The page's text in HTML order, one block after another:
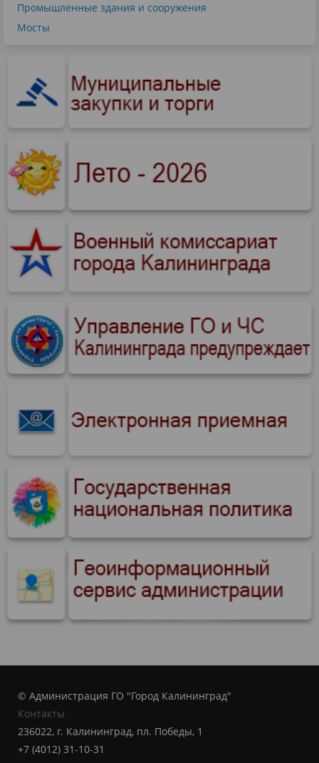
Промышленные здания и сооружения
Мосты
© Администрация ГО "Город Калининград"
Контакты
236022, г. Калининград, пл. Победы, 1
+7 (4012) 31-10-31